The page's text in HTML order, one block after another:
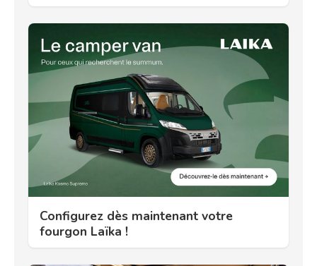
Configurez dès maintenant votre
fourgon Laïka !